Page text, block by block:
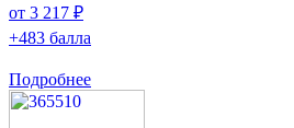
от 3 217 ₽
+483 балла
Подробнее